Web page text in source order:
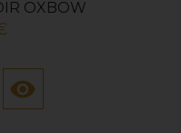
OXBOW
